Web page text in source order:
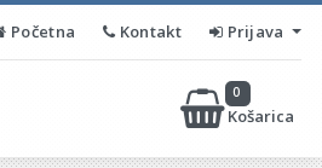
Početna Kontakt Prijava
Košarica
0